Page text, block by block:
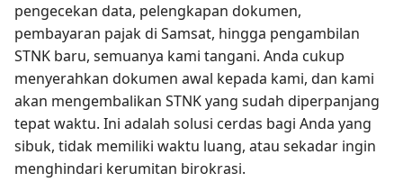
pengecekan data, pelengkapan dokumen,
pembayaran pajak di Samsat, hingga pengambilan
STNK baru, semuanya kami tangani. Anda cukup
menyerahkan dokumen awal kepada kami, dan kami
akan mengembalikan STNK yang sudah diperpanjang
tepat waktu. Ini adalah solusi cerdas bagi Anda yang
sibuk, tidak memiliki waktu luang, atau sekadar ingin
menghindari kerumitan birokrasi.